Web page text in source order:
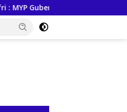
Andi Sudirman Jadi